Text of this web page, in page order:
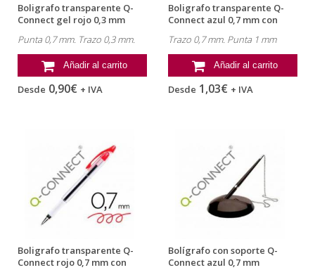
Boligrafo transparente Q-
Connect gel rojo 0,3 mm
Punta 0,7 mm. Trazo 0,3 mm.
Añadir al carrito
Desde 0,90€ + IVA
Boligrafo transparente Q-
Connect azul 0,7 mm con
Trazo 0,7 mm. Punta 1 mm
Añadir al carrito
Desde 1,03€ + IVA
Boligrafo transparente Q-
Connect rojo 0,7 mm con
Bolígrafo con soporte Q-
Connect azul 0,7 mm